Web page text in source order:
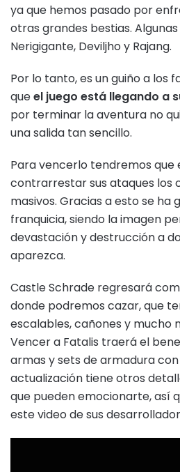
ya que hemos pasado por
otras grandes bestias.
Nerigigante, Deviljho y Rajang.
Por lo tanto, es un guiño a los
queel juego está llegando a
por terminar la aventura no
una salida tan sencillo.
Para vencerlo tendremos que
contrarrestar sus ataques los
masivos. Gracias a esto se ha
franquicia, siendo la imagen
devastación y destrucción a
aparezca.
Castle Schrade regresará
donde podremos cazar, que
escalables, cañones y mucho
Vencer a Fatalis traerá el
armas y sets de armadura con
actualización tiene otros
que pueden emocionarte, así
este video de sus